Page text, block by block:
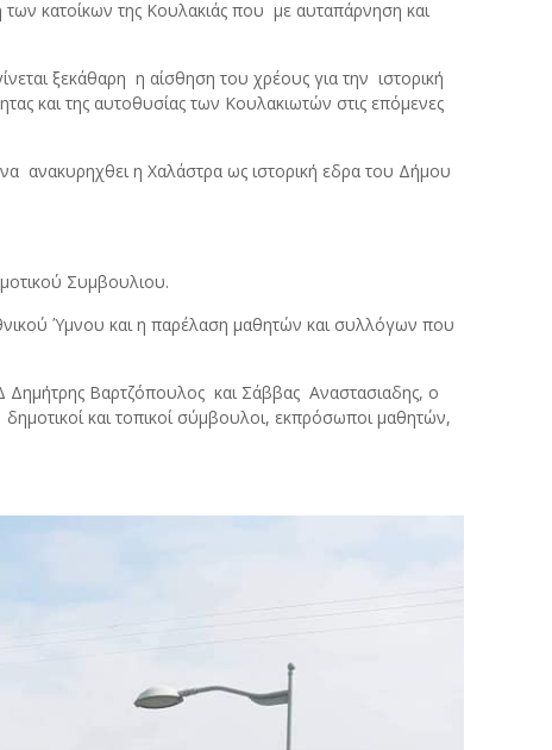
κατοίκων της Κουλακιάς που με αυταπάρνηση και
ξεκάθαρη η αίσθηση του χρέους για την ιστορική
και της αυτοθυσίας των Κουλακιωτών στις επόμενες
ανακυρηχθει η Χαλάστρα ως ιστορική εδρα του Δήμου
Συμβουλιου.
Ύμνου και η παρέλαση μαθητών και συλλόγων που
Δημήτρης Βαρτζόπουλος και Σάββας Αναστασιαδης, ο
δημοτικοί και τοπικοί σύμβουλοι, εκπρόσωποι μαθητών,